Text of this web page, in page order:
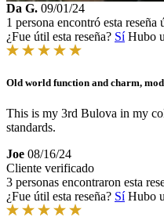
Da G. 09/01/24
1 persona encontró esta reseña
¿Fue útil esta reseña? Sí Hubo
Old world function and charm,
This is my 3rd Bulova in my
standards.
Joe 08/16/24
Cliente verificado
3 personas encontraron esta
¿Fue útil esta reseña? Sí Hubo